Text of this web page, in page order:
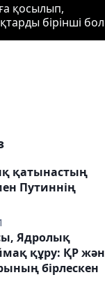
қосылып,
бірінші
қатынастың
Путиннің
Ядролық
құру: ҚР
бірлескен